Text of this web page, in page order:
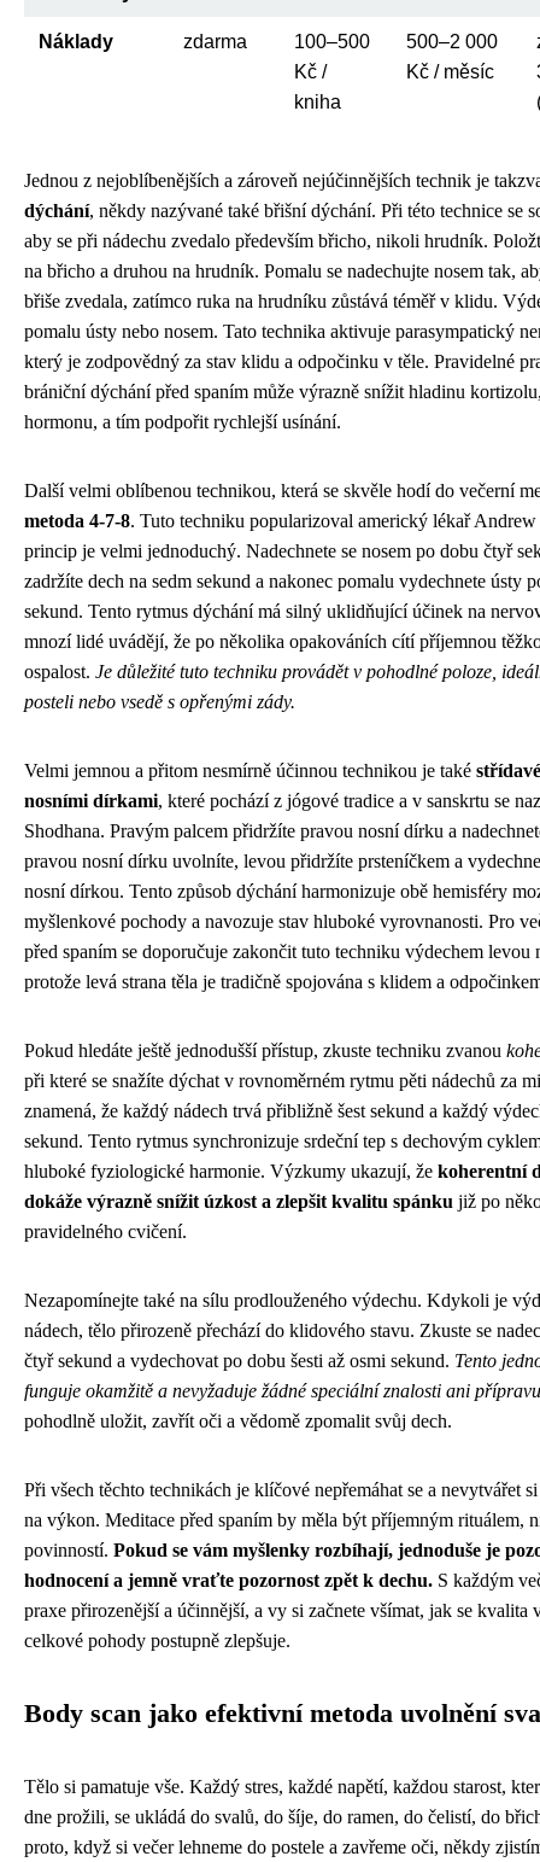
Náklady zdarma
100–500
Kč /
kniha
500–2 000
Kč / měsíc
Jednou z nejoblíbenějších a zároveň nejúčinnějších technik je
dýchání, někdy nazývané také břišní dýchání. Při této technice se
aby se při nádechu zvedalo především břicho, nikoli hrudník.
na břicho a druhou na hrudník. Pomalu se nadechujte nosem tak,
břiše zvedala, zatímco ruka na hrudníku zůstává téměř v klidu.
pomalu ústy nebo nosem. Tato technika aktivuje parasympatický
který je zodpovědný za stav klidu a odpočinku v těle. Pravidelné
brániční dýchání před spaním může výrazně snížit hladinu
hormonu, a tím podpořit rychlejší usínání.
Další velmi oblíbenou technikou, která se skvěle hodí do večerní
metoda 4-7-8. Tuto techniku popularizoval americký lékař
princip je velmi jednoduchý. Nadechnete se nosem po dobu čtyř
zadržíte dech na sedm sekund a nakonec pomalu vydechnete ústy
sekund. Tento rytmus dýchání má silný uklidňující účinek na
mnozí lidé uvádějí, že po několika opakováních cítí příjemnou
ospalost. Je důležité tuto techniku provádět v pohodlné poloze,
posteli nebo vsedě s opřenými zády.
Velmi jemnou a přitom nesmírně účinnou technikou je také
nosními dírkami, které pochází z jógové tradice a v sanskrtu se
Shodhana. Pravým palcem přidržíte pravou nosní dírku a
pravou nosní dírku uvolníte, levou přidržíte prsteníčkem a
nosní dírkou. Tento způsob dýchání harmonizuje obě hemisféry
myšlenkové pochody a navozuje stav hluboké vyrovnanosti. Pro
před spaním se doporučuje zakončit tuto techniku výdechem levou
protože levá strana těla je tradičně spojována s klidem a
Pokud hledáte ještě jednodušší přístup, zkuste techniku zvanou
při které se snažíte dýchat v rovnoměrném rytmu pěti nádechů za
znamená, že každý nádech trvá přibližně šest sekund a každý
sekund. Tento rytmus synchronizuje srdeční tep s dechovým
hluboké fyziologické harmonie. Výzkumy ukazují, že koherentní
dokáže výrazně snížit úzkost a zlepšit kvalitu spánku již po
pravidelného cvičení.
Nezapomínejte také na sílu prodlouženého výdechu. Kdykoli je
nádech, tělo přirozeně přechází do klidového stavu. Zkuste se
čtyř sekund a vydechovat po dobu šesti až osmi sekund. Tento
funguje okamžitě a nevyžaduje žádné speciální znalosti ani
pohodlně uložit, zavřít oči a vědomě zpomalit svůj dech.
Při všech těchto technikách je klíčové nepřemáhat se a nevytvářet
na výkon. Meditace před spaním by měla být příjemným rituálem,
povinností. Pokud se vám myšlenky rozbíhají, jednoduše je
hodnocení a jemně vraťte pozornost zpět k dechu. S každým
praxe přirozenější a účinnější, a vy si začnete všímat, jak se kvalita
celkové pohody postupně zlepšuje.
Body scan jako efektivní metoda uvolnění
Tělo si pamatuje vše. Každý stres, každé napětí, každou starost,
dne prožili, se ukládá do svalů, do šíje, do ramen, do čelistí, do
proto, když si večer lehneme do postele a zavřeme oči, někdy